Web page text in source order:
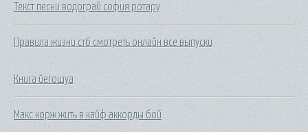
Текст песни водограй софия ротару
Правила жизни стб смотреть онлайн все выпуски
Книга йегошуа
Макс корж жить в кайф аккорды бой